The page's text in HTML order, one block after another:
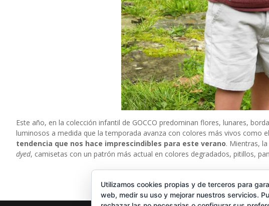
Este año, en la colección infantil de GOCCO predominan flores, lunares,
luminosos a medida que la temporada avanza con colores más vivos como
tendencia que nos hace imprescindibles para este verano. Mientras,
dyed, camisetas con un patrón más actual en colores degradados, pitillos,
Utilizamos cookies propias y de terceros para
web, medir su uso y mejorar nuestros servicios.